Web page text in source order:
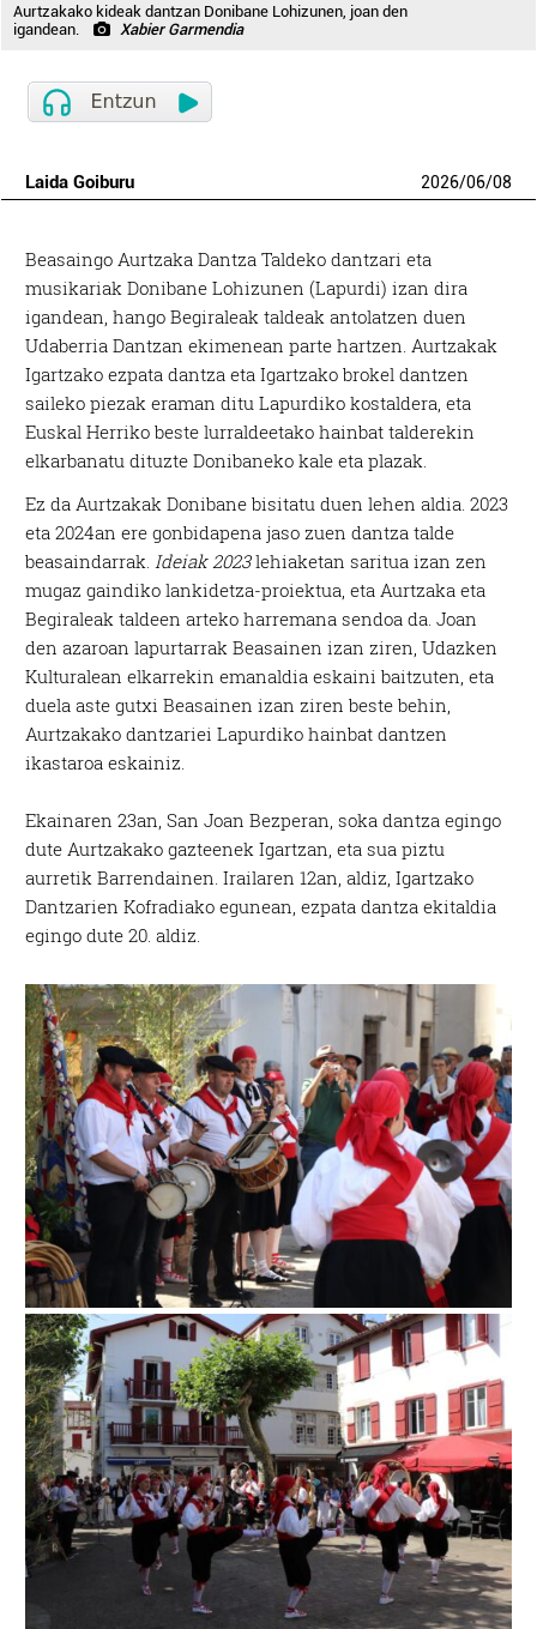
Aurtzakako kideak dantzan Donibane Lohizunen, joan den
igandean.
Xabier Garmendia
Laida Goiburu 2026/06/08
Beasaingo Aurtzaka Dantza Taldeko dantzari eta
musikariak Donibane Lohizunen (Lapurdi) izan dira
igandean, hango Begiraleak taldeak antolatzen duen
Udaberria Dantzan ekimenean parte hartzen. Aurtzakak
Igartzako ezpata dantza eta Igartzako brokel dantzen
saileko piezak eraman ditu Lapurdiko kostaldera, eta
Euskal Herriko beste lurraldeetako hainbat talderekin
elkarbanatu dituzte Donibaneko kale eta plazak.
Ez da Aurtzakak Donibane bisitatu duen lehen aldia. 2023
eta 2024an ere gonbidapena jaso zuen dantza talde
beasaindarrak. Ideiak 2023lehiaketan saritua izan zen
mugaz gaindiko lankidetza-proiektua, eta Aurtzaka eta
Begiraleak taldeen arteko harremana sendoa da. Joan
den azaroan lapurtarrak Beasainen izan ziren, Udazken
Kulturalean elkarrekin emanaldia eskaini baitzuten, eta
duela aste gutxi Beasainen izan ziren beste behin,
Aurtzakako dantzariei Lapurdiko hainbat dantzen
ikastaroa eskainiz.
Ekainaren 23an, San Joan Bezperan, soka dantza egingo
dute Aurtzakako gazteenek Igartzan, eta sua piztu
aurretik Barrendainen. Irailaren 12an, aldiz, Igartzako
Dantzarien Kofradiako egunean, ezpata dantza ekitaldia
egingo dute 20. aldiz.